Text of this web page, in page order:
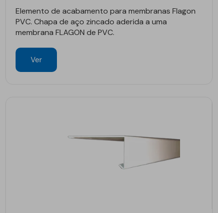
Elemento de acabamento para membranas Flagon
PVC. Chapa de aço zincado aderida a uma
membrana FLAGON de PVC.
Ver